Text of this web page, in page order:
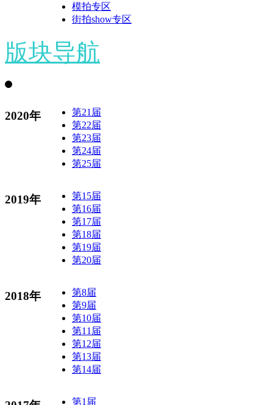
模拍专区
街拍show专区
版块导航
2020年
第21届
第22届
第23届
第24届
第25届
2019年
第15届
第16届
第17届
第18届
第19届
第20届
2018年
第8届
第9届
第10届
第11届
第12届
第13届
第14届
第1届